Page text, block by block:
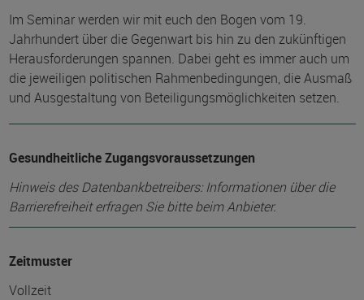
Im Seminar werden wir mit euch den Bogen vom 19.
Jahrhundert über die Gegenwart bis hin zu den zukünftigen
Herausforderungen spannen. Dabei geht es immer auch um
die jeweiligen politischen Rahmenbedingungen, die Ausmaß
und Ausgestaltung von Beteiligungsmöglichkeiten setzen.
Gesundheitliche Zugangsvoraussetzungen
Hinweis des Datenbankbetreibers: Informationen über die
Barrierefreiheit erfragen Sie bitte beim Anbieter.
Zeitmuster
Vollzeit